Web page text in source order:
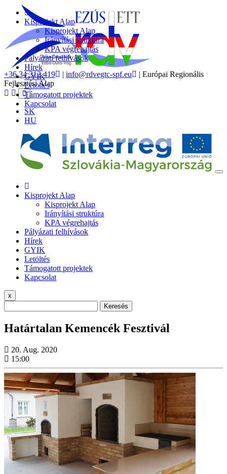
+36 34 312 419 | info@rdvegtc-spf.eu
| Európai Regionális
Fejlesztési Alap
SK
HU
Kisprojekt Alap
Kisprojekt Alap
Irányítási struktúra
KPA végrehajtás
Pályázati felhívások
Hírek
GYIK
Letöltés
Támogatott projektek
Kapcsolat
x
Keresés
Határtalan Kemencék Fesztivál
20. Aug. 2020
15:00
Kisprojekt Alap
Kisprojekt Alap
Irányítási struktúra
KPA végrehajtás
Pályázati felhívások
Hírek
GYIK
Letöltés
Támogatott projektek
Kapcsolat